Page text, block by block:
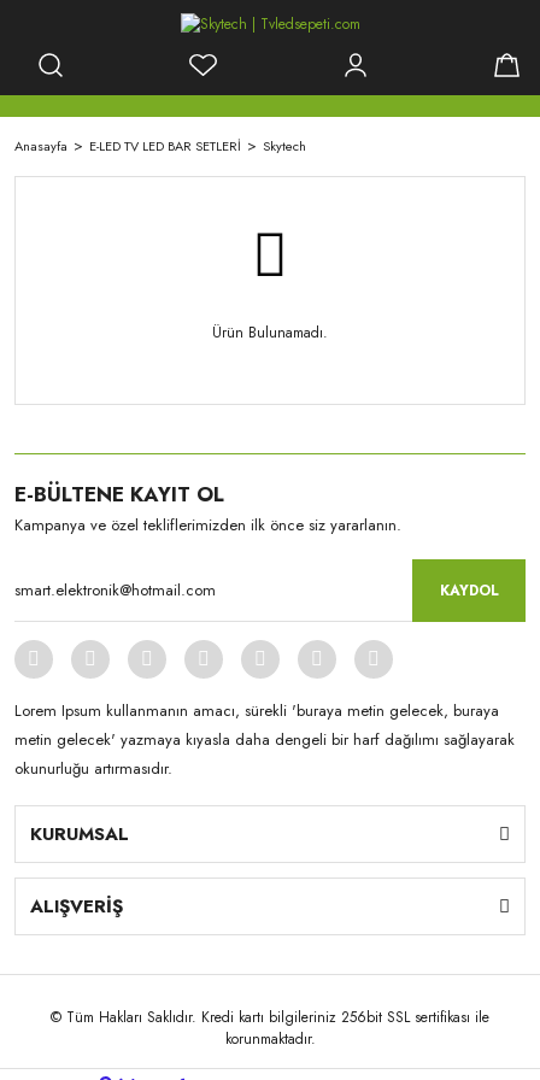
Anasayfa E-LED TV LED BAR SETLERİ Skytech
Ürün Bulunamadı.
E-BÜLTENE KAYIT OL
Kampanya ve özel tekliflerimizden ilk önce siz yararlanın.
KAYDOL
Lorem Ipsum kullanmanın amacı, sürekli 'buraya metin gelecek, buraya
metin gelecek' yazmaya kıyasla daha dengeli bir harf dağılımı sağlayarak
okunurluğu artırmasıdır.
KURUMSAL
ALIŞVERİŞ
© Tüm Hakları Saklıdır. Kredi kartı bilgileriniz 256bit SSL sertifikası ile
korunmaktadır.